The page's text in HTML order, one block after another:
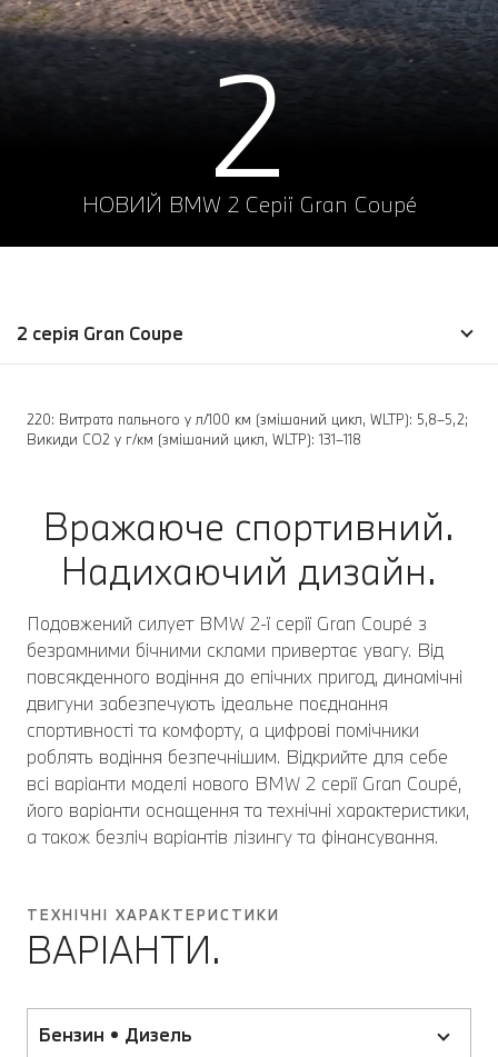
2
НОВИЙ BMW 2 Серії Gran Coupé
2 серія Gran Coupe
220: Витрата пального у л/100 км (змішаний цикл, WLTP): 5,8–5,2;
Викиди CO2 у г/км (змішаний цикл, WLTP): 131–118
Вражаюче спортивний.
Надихаючий дизайн.
Подовжений силует BMW 2-ї серії Gran Coupé з
безрамними бічними склами привертає увагу. Від
повсякденного водіння до епічних пригод, динамічні
двигуни забезпечують ідеальне поєднання
спортивності та комфорту, а цифрові помічники
роблять водіння безпечнішим. Відкрийте для себе
всі варіанти моделі нового BMW 2 серії Gran Coupé,
його варіанти оснащення та технічні характеристики,
а також безліч варіантів лізингу та фінансування.
ТЕХНІЧНІ ХАРАКТЕРИСТИКИ
ВАРІАНТИ.
Бензин • Дизель